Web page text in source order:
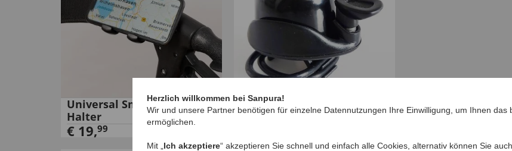
Universal Smartphone-
Halter
€ 19,99
Universal-Klingel
€12,99
Herzlich willkommen bei Sanpura!
Wir und unsere Partner benötigen für einzelne Datennutzungen Ihre Einwilligung, um Ihnen das
ermöglichen.
Mit „ Ich akzeptiere“ akzeptieren Sie schnell und einfach alle Cookies, alternativ können Sie